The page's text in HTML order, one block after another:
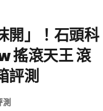
開」！石頭科
搖滾天王 滾
評測
測